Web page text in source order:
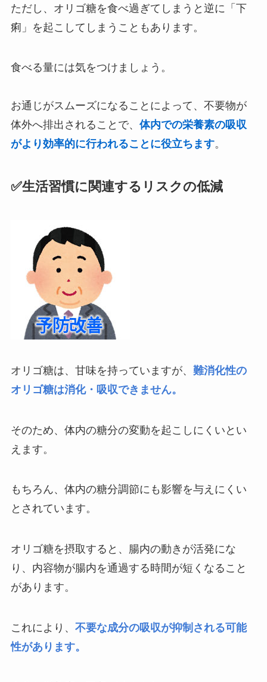
ただし、オリゴ糖を食べ過ぎてしまうと逆に「下
痢」を起こしてしまうこともあります。
食べる量には気をつけましょう。
お通じがスムーズになることによって、不要物が
体外へ排出されることで、 体内での栄養素の吸収
がより効率的に行われることに役立ちます。
✅生活習慣に関連するリスクの低減
オリゴ糖は、甘味を持っていますが、 難消化性の
オリゴ糖は消化・吸収できません。
そのため、体内の糖分の変動を起こしにくいとい
えます。
もちろん、体内の糖分調節にも影響を与えにくい
とされています。
オリゴ糖を摂取すると、腸内の動きが活発にな
り、内容物が腸内を通過する時間が短くなること
があります。
これにより、 不要な成分の吸収が抑制される可能
性があります。